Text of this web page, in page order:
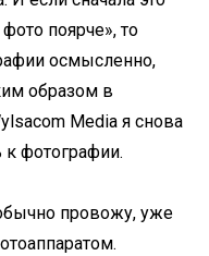
поярче», то
осмысленно,
образом в
Media я снова
к фотографии.
провожу, уже